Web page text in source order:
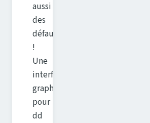
aussi
des
défauts
!
Une
interface
graphique
pour
dd